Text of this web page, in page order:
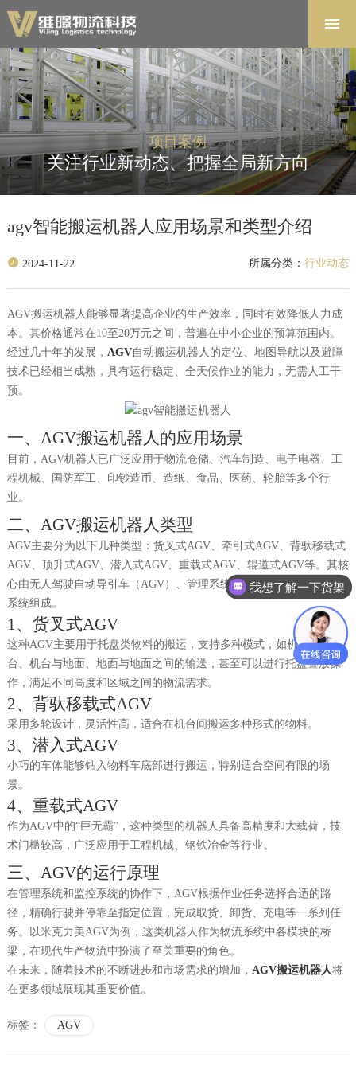
解决方案
软件系统
产品中心
项目案例
关于维暻
联系我们
项目案例
关注行业新动态、把握全局新方向
agv智能搬运机器人应用场景和类型介绍
2024-11-22 所属分类：行业动态
AGV搬运机器人能够显著提高企业的生产效率，同时有效降低人力成
本。其价格通常在10至20万元之间，普遍在中小企业的预算范围内。
经过几十年的发展， AGV自动搬运机器人的定位、地图导航以及避障
技术已经相当成熟，具有运行稳定、全天候作业的能力，无需人工干
预。
一、 AGV搬运机器人的应用场景
目前， AGV机器人已广泛应用于物流仓储、汽车制造、电子电器、工
程机械、国防军工、印钞造币、造纸、食品、医药、轮胎等多个行
业。
二、 AGV搬运机器人类型
AGV主要分为以下几种类型：货叉式AGV、牵引式AGV、背驮移载式
AGV、顶升式AGV、潜入式AGV、重载式AGV、辊道式AGV等。其核
心由无人驾驶自动导引车（AGV）、管理系统、监控系统和智能充电
系统组成。
1、货叉式AGV
这种AGV主要用于托盘类物料的搬运，支持多种模式，如机台与机
台、机台与地面、地面与地面之间的输送，甚至可以进行托盘叠放操
作，满足不同高度和区域之间的物流需求。
2、背驮移载式AGV
采用多轮设计，灵活性高，适合在机台间搬运多种形式的物料。
3、潜入式AGV
小巧的车体能够钻入物料车底部进行搬运，特别适合空间有限的场
景。
4、重载式AGV
作为AGV中的“巨无霸”，这种类型的机器人具备高精度和大载荷，技
术门槛较高，广泛应用于工程机械、钢铁冶金等行业。
三、 AGV的运行原理
在管理系统和监控系统的协作下， AGV根据作业任务选择合适的路
径，精确行驶并停靠至指定位置，完成取货、卸货、充电等一系列任
务。以米克力美AGV为例，这类机器人作为物流系统中各模块的桥
梁，在现代生产物流中扮演了至关重要的角色。
在未来，随着技术的不断进步和市场需求的增加， AGV搬运机器人将
在更多领域展现其重要价值。
标签： AGV
我想了解一下货架